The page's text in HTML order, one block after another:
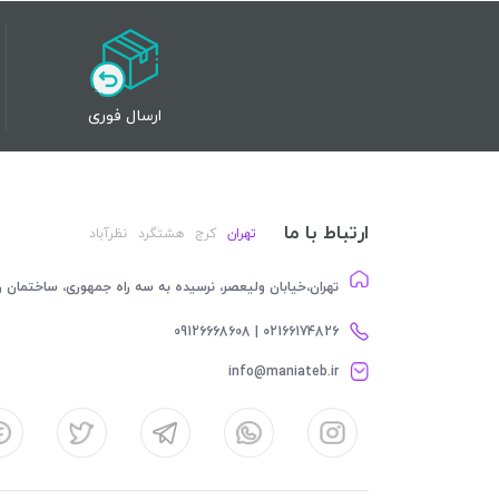
ارسال فوری
ارتباط با ما تهران کرج هشتگرد نظرآباد
تهران،خیابان ولیعصر، نرسیده به سه راه جمهوری، ساختمان
02166174826 | 09126668608
info@maniateb.ir